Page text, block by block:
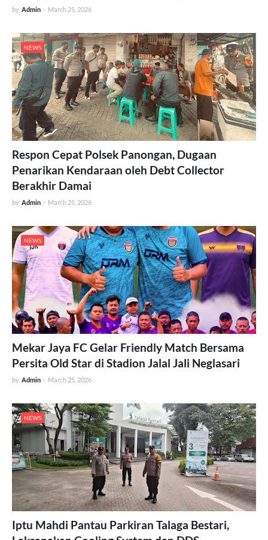
by Admin - March 25, 2026
NEWS
Respon Cepat Polsek Panongan, Dugaan
Penarikan Kendaraan oleh Debt Collector
Berakhir Damai
by Admin - March 25, 2026
NEWS
Mekar Jaya FC Gelar Friendly Match Bersama
Persita Old Star di Stadion Jalal Jali Neglasari
by Admin - March 25, 2026
NEWS
Iptu Mahdi Pantau Parkiran Talaga Bestari,